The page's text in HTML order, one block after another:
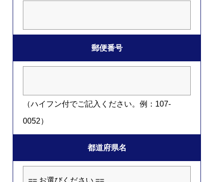
郵便番号
（ハイフン付でご記入ください。例：107-
0052）
都道府県名